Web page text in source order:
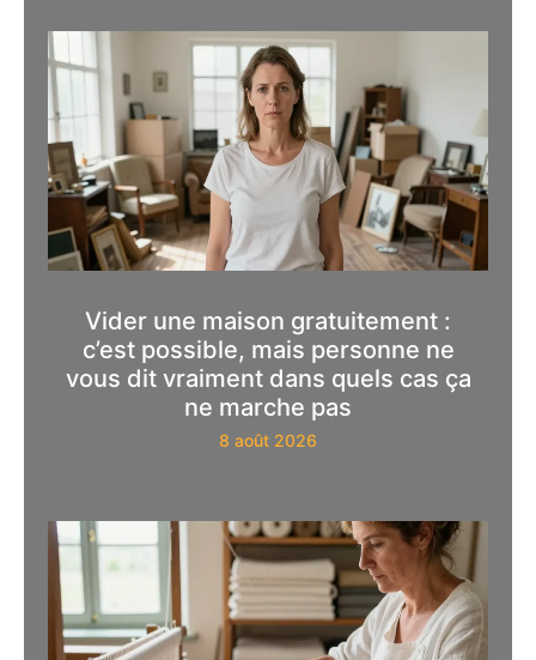
Vider une maison gratuitement :
c’est possible, mais personne ne
vous dit vraiment dans quels cas ça
ne marche pas
8 août 2026